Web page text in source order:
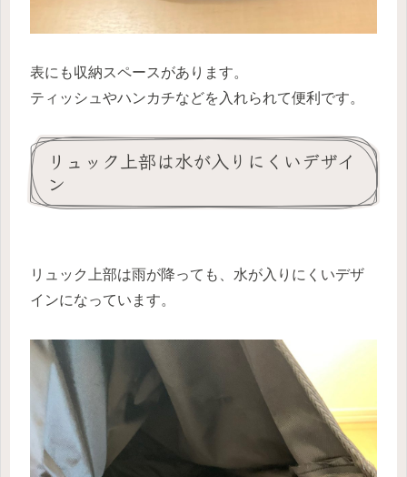
表にも収納スペースがあります。
ティッシュやハンカチなどを入れられて便利です。
リュック上部は水が入りにくいデザイ
ン
リュック上部は雨が降っても、水が入りにくいデザ
インになっています。